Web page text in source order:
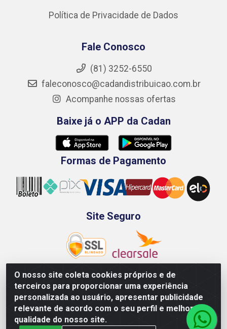
O nosso site coleta cookies próprios e de
terceiros para proporcionar uma experiência
personalizada ao usuário, apresentar publicidade
relevante de acordo com o seu perfil e melhorar a
qualidade do nosso site.
Política de Privacidade de Dados
Fale Conosco
(81) 3252-6550
faleconosco@cadandistribuicao.com.br
Acompanhe nossas ofertas
Baixe já o APP da Cadan
Formas de Pagamento
Site Seguro
Rod. BR-101 Sul, Km 73, 4505, Galpão A, Ibura -
Recife/PE - CEP 51240-340 - CNPJ 70.089.974/0001-79